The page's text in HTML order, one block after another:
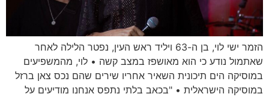
הזמר ישי לוי, בן ה-63 ויליד ראש העין, נפטר הלילה לאחר
שאתמול נודע כי הוא מאושפז במצב קשה • לוי, מהמשפיעים
במוסיקה הים תיכונית השאיר אחריו שירים שהם נכס צאן ברזל
במוסיקה הישראלית • "בכאב בלתי נתפס אנחנו מודיעים על